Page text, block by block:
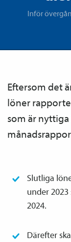
Inför
Eftersom det
löner
som är
Slutliga
under
2024.
Därefter